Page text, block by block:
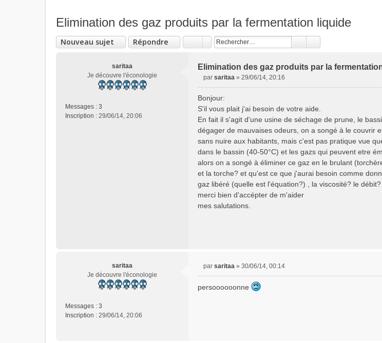
Elimination des gaz produits par la fermentation liquide
Nouveau sujet Répondre
saritaa
Je découvre l'éconologie
Messages : 3
Inscription : 29/06/14, 20:06
Elimination des gaz produits par la
s
s
a
g
e
n
l
u
par saritaa » 29/06/14, 20:16
Bonjour:
S'il vous plait j'ai besoin de votre aide.
En fait il s'agit d'une usine de séchage de prune, le
dégager de mauvaises odeurs, on a songé à le couvrir
sans nuire aux habitants, mais c'est pas pratique vue
dans le bassin (40-50°C) et les gazs qui peuvent etre
alors on a songé à éliminer ce gaz en le brulant
et la torche? et qu'est ce que j'aurai besoin comme
gaz libéré (quelle est l'équation?) , la viscosité? le
merci bien d'accépter de m'aider
mes salutations.
saritaa
Je découvre l'éconologie
Messages : 3
Inscription : 29/06/14, 20:06
s
par saritaa » 30/06/14, 00:14
persoooooonne